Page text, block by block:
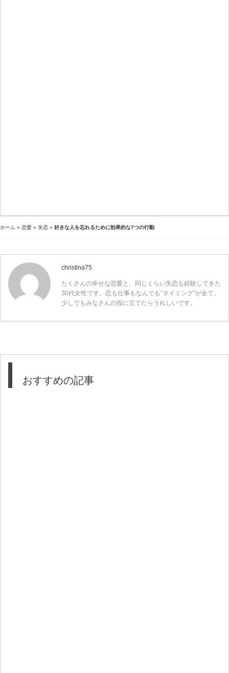
ホーム » 恋愛 » 失恋 » 好きな人を忘れるために効果的な7つの行動
christina75
たくさんの幸せな恋愛と、同じくらい失恋も経験してきた
30代女性です。恋も仕事もなんでも”タイミング”が全て。
少しでもみなさんの役に立てたらうれしいです。
おすすめの記事